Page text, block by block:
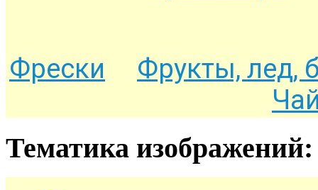
Фрески
Фрукты, лед,
Тематика изображений: